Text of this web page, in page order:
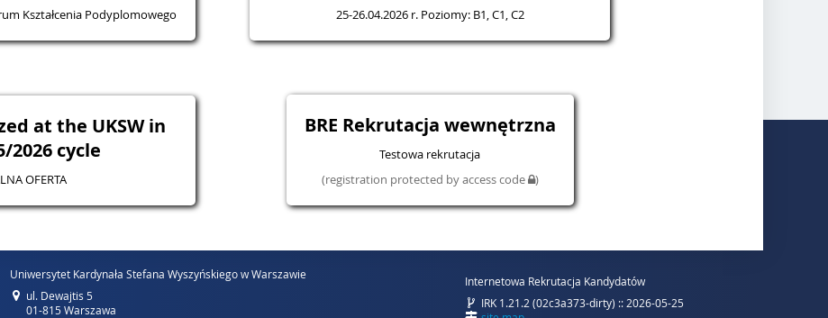
Kształcenia Podyplomowego 25-26.04.2026 r. Poziomy: B1, C1, C2
at the UKSW in
2026 cycle
OFERTA
BRE Rekrutacja wewnętrzna
Testowa rekrutacja
(registration protected by access code )
Uniwersytet Kardynała Stefana Wyszyńskiego w Warszawie
ul. Dewajtis 5
01-815 Warszawa
Internetowa Rekrutacja Kandydatów
IRK 1.21.2 (02c3a373-dirty) :: 2026-05-25